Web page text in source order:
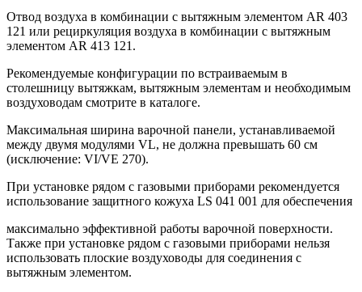
Отвод воздуха в комбинации с вытяжным элементом AR 403
121 или рециркуляция воздуха в комбинации с вытяжным
элементом AR 413 121.
Рекомендуемые конфигурации по встраиваемым в
столешницу вытяжкам, вытяжным элементам и необходимым
воздуховодам смотрите в каталоге.
Максимальная ширина варочной панели, устанавливаемой
между двумя модулями VL, не должна превышать 60 см
(исключение: VI/VE 270).
При установке рядом с газовыми приборами рекомендуется
использование защитного кожуха LS 041 001 для обеспечения
максимально эффективной работы варочной поверхности.
Также при установке рядом с газовыми приборами нельзя
использовать плоские воздуховоды для соединения с
вытяжным элементом.